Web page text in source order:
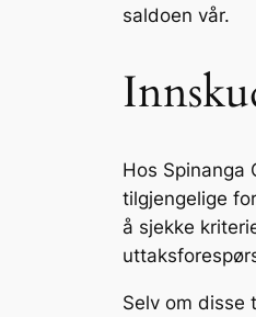
saldoen vår.
Hos Spinanga
tilgjengelige
å sjekke
Selv om disse